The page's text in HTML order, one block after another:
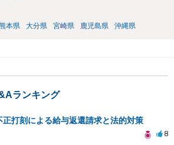
本県 大分県 宮崎県 鹿児島県 沖縄県
ランキング
正打刻による給与返還請求と法的対策
8